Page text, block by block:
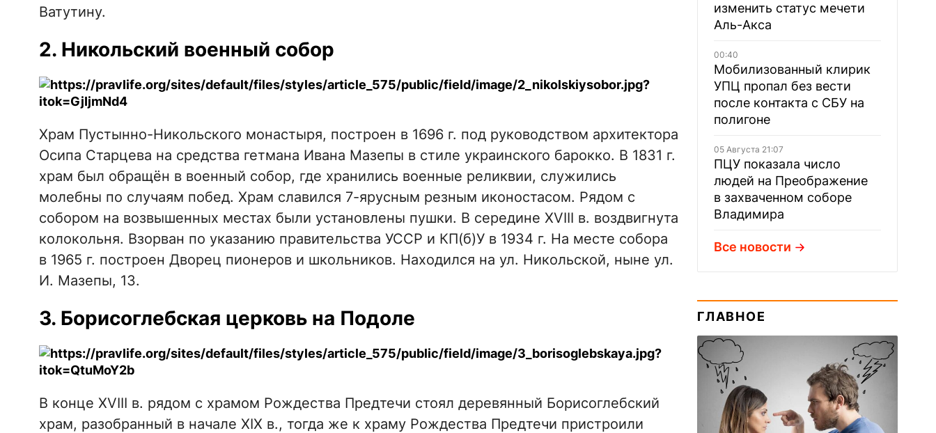
Ватутину.
2. Никольский военный собор
Храм Пустынно-Никольского монастыря, построен в 1696 г. под руководством архитектора
Осипа Старцева на средства гетмана Ивана Мазепы в стиле украинского барокко. В 1831 г.
храм был обращён в военный собор, где хранились военные реликвии, служились
молебны по случаям побед. Храм славился 7-ярусным резным иконостасом. Рядом с
собором на возвышенных местах были установлены пушки. В середине XVIII в. воздвигнута
колокольня. Взорван по указанию правительства УССР и КП(б)У в 1934 г. На месте собора
в 1965 г. построен Дворец пионеров и школьников. Находился на ул. Никольской, ныне ул.
И. Мазепы, 13.
3. Борисоглебская церковь на Подоле
В конце XVIII в. рядом с храмом Рождества Предтечи стоял деревянный Борисоглебский
храм, разобранный в начале XIX в., тогда же к храму Рождества Предтечи пристроили
изменить статус мечети
Аль-Акса
00:40
Мобилизованный клирик
УПЦ пропал без вести
после контакта с СБУ на
полигоне
05 Августа 21:07
ПЦУ показала число
людей на Преображение
в захваченном соборе
Владимира
Все новости
ГЛАВНОЕ